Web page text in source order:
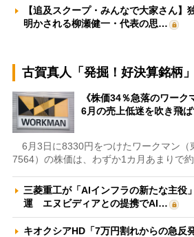
【追及スクープ・みんなで大家さん】
明かされる柳瀬健一・代表の思…
古賀真人「発掘！好決算銘柄」
《株価34％急落のワーク
6月の売上低迷を吹き飛
6月3日に8330円をつけたワークマン（
7564）の株価は、わずか1カ月あまりで
三菱重工が「AIインフラの新たな主役
運 エヌビディアとの提携でAI…
キオクシアHD「7万円割れからの急反